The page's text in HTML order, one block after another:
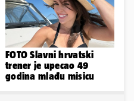
FOTO Slavni hrvatski
trener je upecao 49
godina mlađu misicu